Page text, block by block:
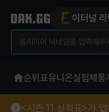
이터널 리
순위표유니온실험체 통
<시즌 11 성적표>가